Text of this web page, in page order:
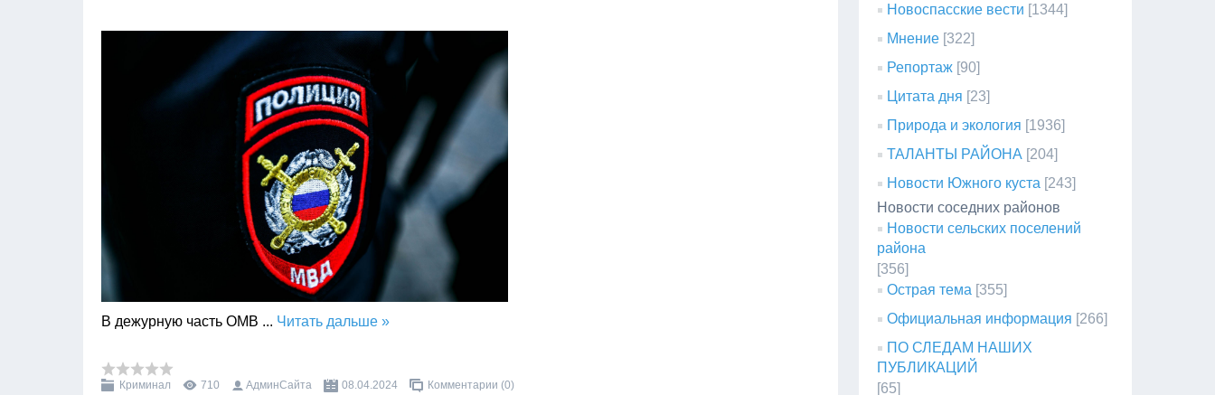
В дежурную часть ОМВ ... Читать дальше »
Криминал 710 АдминСайта 08.04.2024 Комментарии (0)
Новоспасские вести [1344]
Мнение [322]
Репортаж [90]
Цитата дня [23]
Природа и экология [1936]
ТАЛАНТЫ РАЙОНА [204]
Новости Южного куста [243]
Новости соседних районов
Новости сельских поселений
района
[356]
Острая тема [355]
Официальная информация [266]
ПО СЛЕДАМ НАШИХ
ПУБЛИКАЦИЙ
[65]